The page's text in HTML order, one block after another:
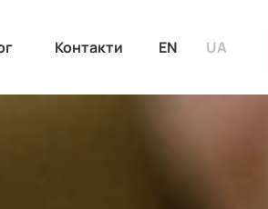
Контакти EN UA